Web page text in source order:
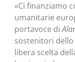
«Ci finanziamo
umanitarie
portavoce di
sostenitori
libera scelta